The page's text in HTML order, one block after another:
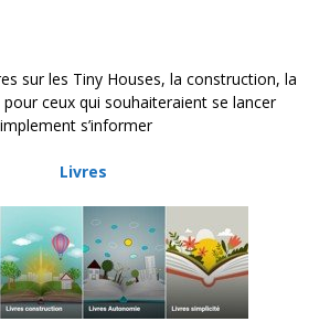
sur les Tiny Houses, la construction, la
ceux qui souhaiteraient se lancer
s’informer
Livres